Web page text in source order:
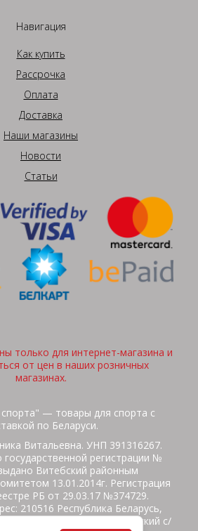
Навигация
Как купить
Рассрочка
Оплата
Доставка
Наши магазины
Новости
Статьи
только для интернет-магазина и
от цен в наших розничных
магазинах.
— товары для спорта с
по Беларуси.
Витальевна. УНП 391316267.
государственной регистрации №
Витебский районным
13.01.2014г. Регистрация
РБ от 29.03.17 №374729.
210516 Республика Беларусь,
Витебский район, Бабиничский с/